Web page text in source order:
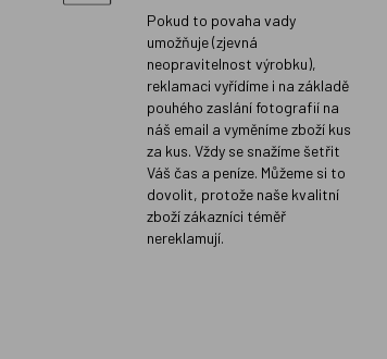
Pokud to povaha vady
umožňuje (zjevná
neopravitelnost výrobku),
reklamaci vyřídíme i na základě
pouhého zaslání fotografií na
náš email a vyměníme zboží kus
za kus. Vždy se snažíme šetřit
Váš čas a peníze. Můžeme si to
dovolit, protože naše kvalitní
zboží zákazníci téměř
nereklamují.